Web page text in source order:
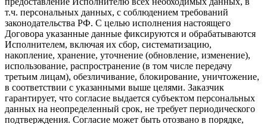
т.ч. персональных данных, с соблюдением требований
законодательства РФ. С целью исполнения настоящего
Договора указанные данные фиксируются и обрабатываются
Исполнителем, включая их сбор, систематизацию,
накопление, хранение, уточнение (обновление, изменение),
использование, распространение (в том числе передачу
третьим лицам), обезличивание, блокирование, уничтожение,
в соответствии с указанными выше целями. Заказчик
гарантирует, что согласие выдается субъектом персональных
данных на неопределенный срок, не требует периодического
подтверждения. Согласие может быть отозвано в порядке,